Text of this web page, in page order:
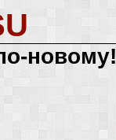
новому!